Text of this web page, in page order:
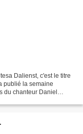
Dalienst, c'est le titre
publié la semaine
du chanteur Daniel